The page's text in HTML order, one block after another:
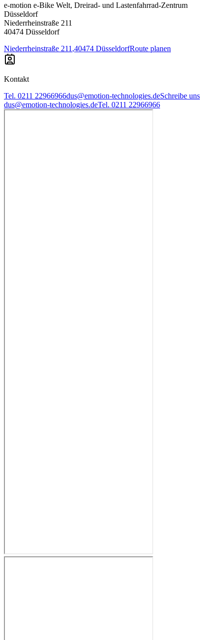
e-motion e-Bike Welt, Dreirad- und Lastenfahrrad-Zentrum
Düsseldorf
Niederrheinstraße 211
40474 Düsseldorf
Niederrheinstraße 211 ,40474 DüsseldorfRoute planen
Kontakt
Tel. 0211 22966966dus@emotion-technologies.deSchreibe uns
dus@emotion-technologies.deTel. 0211 22966966